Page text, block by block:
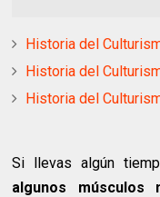
Historia del
Historia del
Historia del
Si llevas algún
algunos